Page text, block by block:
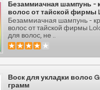
Безаммиачная шампунь -
волос от тайской фирмы
Безаммиачная шампунь -
волос от тайской фирмы
для волос, не ..
Воск для укладки волос
грамм